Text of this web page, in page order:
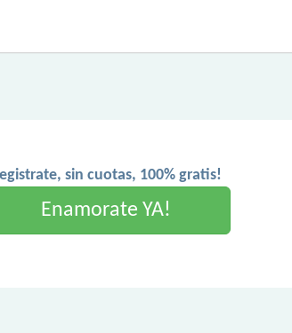
sin cuotas, 100% gratis!
Enamorate YA!